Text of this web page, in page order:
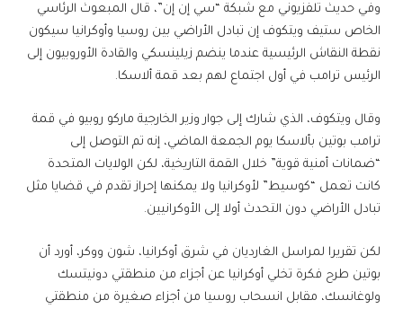
وفي حديث تلفزيوني مع شبكة “سي إن إن”، قال المبعوث الرئاسي
الخاص ستيف ويتكوف إن تبادل الأراضي بين روسيا وأوكرانيا سيكون
نقطة النقاش الرئيسية عندما ينضم زيلينسكي والقادة الأوروبيون إلى
الرئيس ترامب في أول اجتماع لهم بعد قمة ألاسكا.
وقال ويتكوف، الذي شارك إلى جوار وزير الخارجية ماركو روبيو في قمة
ترامب بوتين بألاسكا يوم الجمعة الماضي، إنه تم التوصل إلى
“ضمانات أمنية قوية” خلال القمة التاريخية، لكن الولايات المتحدة
كانت تعمل “كوسيط” لأوكرانيا ولا يمكنها إحراز تقدم في قضايا مثل
تبادل الأراضي دون التحدث أولا إلى الأوكرانيين.
لكن تقريرا لمراسل الغارديان في شرق أوكرانيا، شون ووكر، أورد أن
بوتين طرح فكرة تخلي أوكرانيا عن أجزاء من منطقتي دونيتسك
ولوغانسك، مقابل انسحاب روسيا من أجزاء صغيرة من منطقتي